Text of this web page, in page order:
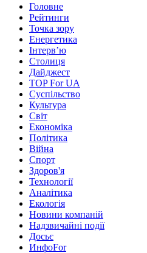
Головне
Рейтинги
Точка зору
Енергетика
Інтерв’ю
Столиця
Дайджест
TOP For UA
Суспiльство
Культура
Світ
Економіка
Політика
Війна
Спорт
Здоров'я
Технології
Аналітика
Екологія
Новини компаній
Надзвичайні події
Досьє
ИнфоFor